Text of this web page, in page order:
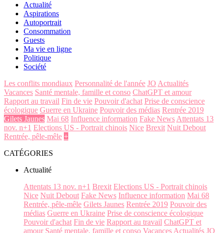
Actualité
Aspirations
Autoportrait
Consommation
Guests
Ma vie en ligne
Politique
Société
Les conflits mondiaux Personnalité de l'année JO Actualités
Vacances Santé mentale, famille et conso ChatGPT et amour
Rapport au travail Fin de vie Pouvoir d'achat Prise de conscience
écologique Guerre en Ukraine Pouvoir des médias Rentrée 2019
Gilets Jaunes Mai 68 Influence information Fake News Attentats 13
nov. n+1 Elections US - Portrait chinois Nice Brexit Nuit Debout
Rentrée, pêle-mêle +
CATÉGORIES
Actualité
Attentats 13 nov. n+1 Brexit Elections US - Portrait chinois
Nice Nuit Debout Fake News Influence information Mai 68
Rentrée, pêle-mêle Gilets Jaunes Rentrée 2019 Pouvoir des
médias Guerre en Ukraine Prise de conscience écologique
Pouvoir d'achat Fin de vie Rapport au travail ChatGPT et
amour Santé mentale, famille et conso Vacances Actualités JO